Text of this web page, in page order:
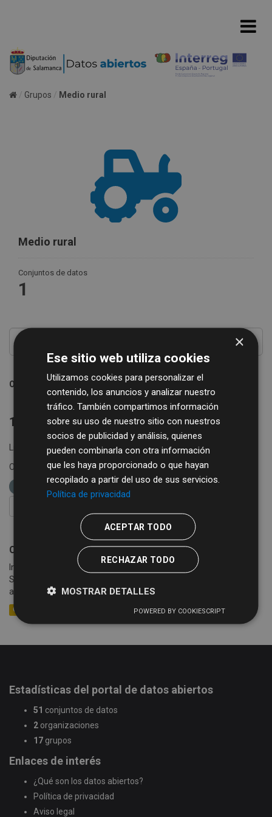
Grupos Medio rural
Medio rural
Conjuntos de datos
1
Ordenar por
1 conjunto de datos encontrado
Licencias:
Creative Commons Attribution 4.0
Organizaciones:
Diputación de Salamanca
Formatos:
etiquetas: cotizaciones
Cotizaciones semanales de la Lonja de Salamanca
Información sobre las cotizaciones semanales de la Lonja de
Salamanca (celebradas cada lunes) desde el año 2005 hasta la
actualidad. Se detalla información sobre la mesa,...
CSV
Estadísticas del portal de datos abiertos
51 conjuntos de datos
2 organizaciones
17 grupos
Enlaces de interés
¿Qué son los datos abiertos?
Política de privacidad
Aviso legal
×
Ese sitio web utiliza cookies
Utilizamos cookies para personalizar el
contenido, los anuncios y analizar nuestro
tráfico. También compartimos información
sobre su uso de nuestro sitio con nuestros
socios de publicidad y análisis, quienes
pueden combinarla con otra información
que les haya proporcionado o que hayan
recopilado a partir del uso de sus servicios.
Política de privacidad
ACEPTAR TODO
RECHAZAR TODO
MOSTRAR DETALLES
POWERED BY COOKIESCRIPT